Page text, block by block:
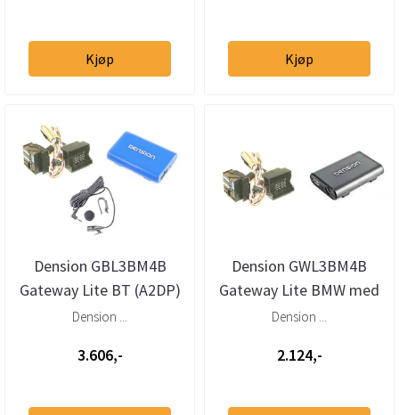
Kjøp Kjøp
Dension GBL3BM4B
Gateway Lite BT (A2DP)
BMW og Mini med 40-
Dension ...
3.606,-
Dension GWL3BM4B
Gateway Lite BMW med
40-pins Quadlock
Dension ...
2.124,-